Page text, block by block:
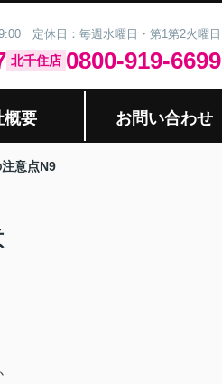
定休日：毎週水曜日・第1第2火曜日
北千住店 0800-919-6699
概要 お問い合わせ
意点N9